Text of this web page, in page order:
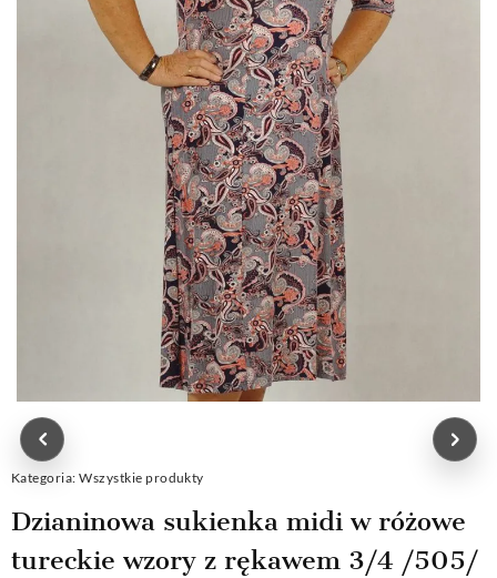
Kategoria: Wszystkie produkty
Dzianinowa sukienka midi w różowe
tureckie wzory z rękawem 3/4 /505/